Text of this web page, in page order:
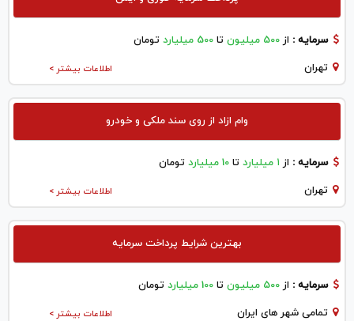
سرمایه : از 500 میلیون تا 500 میلیارد تومان
اطلاعات بیشتر > تهران
وام ازاد از روی سند ملکی و خودرو
سرمایه : از ۱ میلیارد تا 10 میلیارد تومان
اطلاعات بیشتر > تهران
بهترین شرایط پرداخت سرمایه
سرمایه : از 500 میلیون تا 100 میلیارد تومان
اطلاعات بیشتر > تمامی شهر های ایران